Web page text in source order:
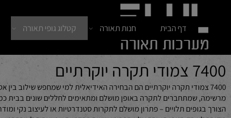
דף הבית חנות תאורה קטלוג גופי תאורה
צמודי תקרה יוקרתיים הם הבחירה האידיאלית למי שמחפש שילוב בין